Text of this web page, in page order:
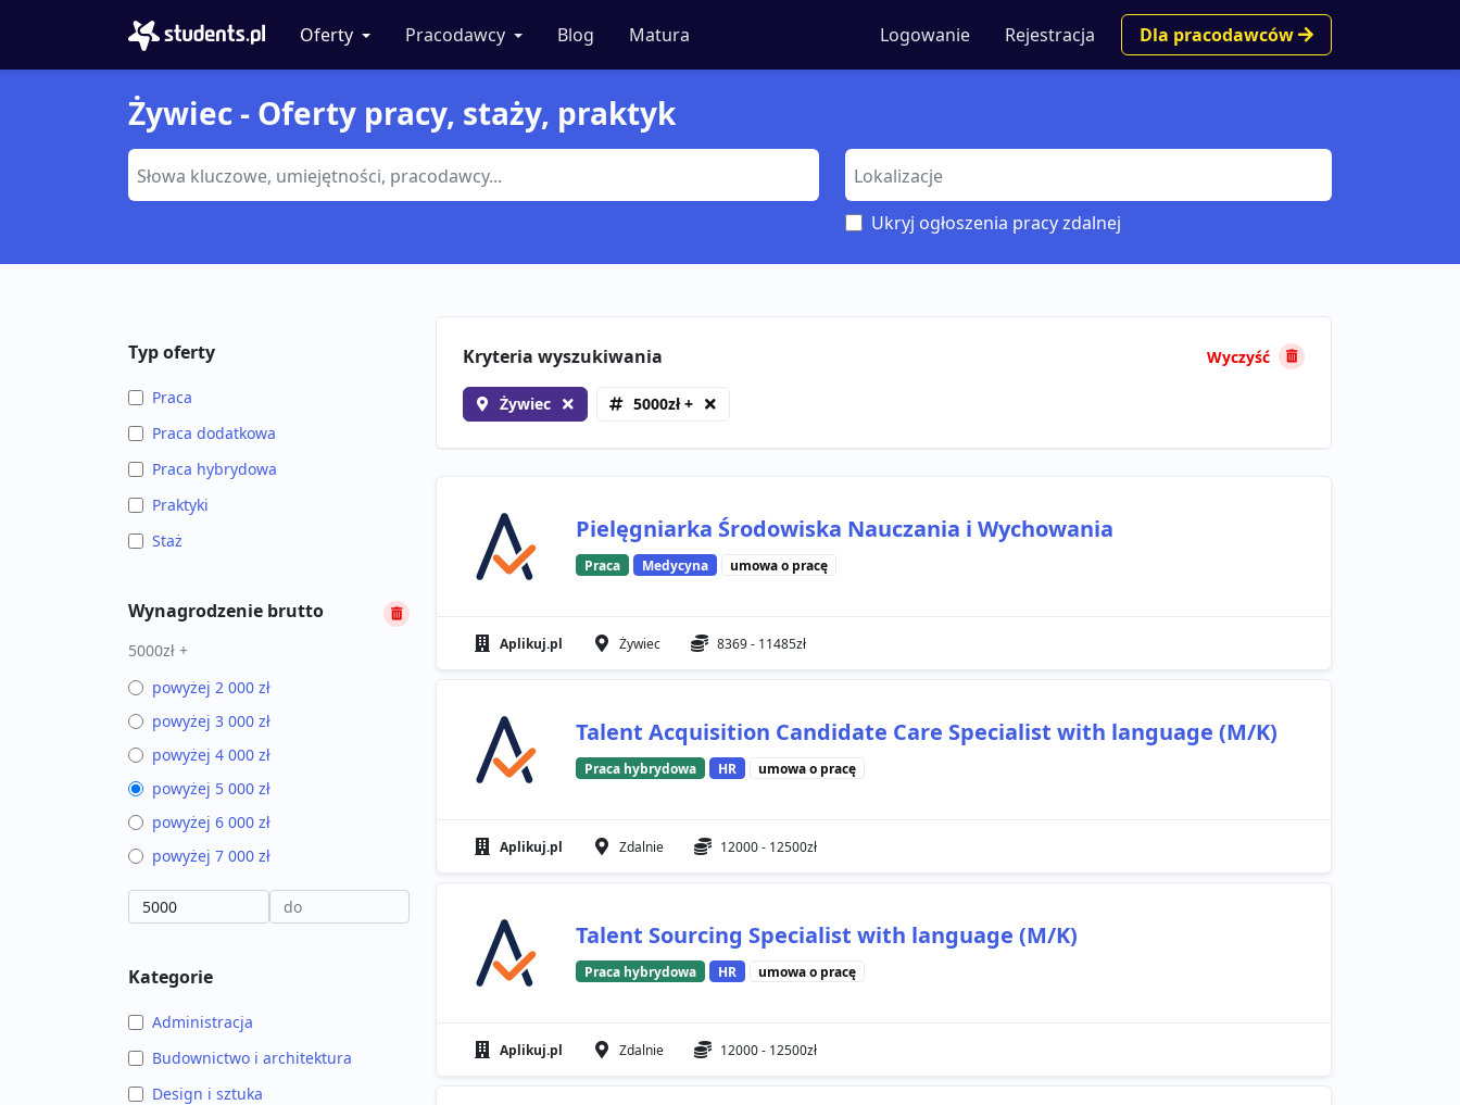
Oferty Pracodawcy Blog Matura Logowanie Rejestracja Dla pracodawców
Żywiec - Oferty pracy, staży, praktyk
Ukryj ogłoszenia pracy zdalnej
Typ oferty
Praca
Praca dodatkowa
Praca hybrydowa
Praktyki
Staż
Wynagrodzenie brutto
5000zł +
powyżej 2 000 zł
powyżej 3 000 zł
powyżej 4 000 zł
powyżej 5 000 zł
powyżej 6 000 zł
powyżej 7 000 zł
Kategorie
Administracja
Budownictwo i architektura
Design i sztuka
Kryteria wyszukiwania Wyczyść
Żywiec 5000zł +
Pielęgniarka Środowiska Nauczania i Wychowania
Praca Medycyna umowa o pracę
Aplikuj.pl Żywiec 8369 - 11485zł
Talent Acquisition Candidate Care Specialist with language (M/K)
Praca hybrydowa HR umowa o pracę
Aplikuj.pl Zdalnie 12000 - 12500zł
Talent Sourcing Specialist with language (M/K)
Praca hybrydowa HR umowa o pracę
Aplikuj.pl Zdalnie 12000 - 12500zł